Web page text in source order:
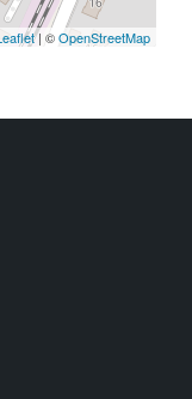
| ©OpenStreetMap